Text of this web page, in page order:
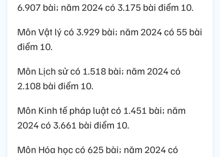
6.907 bài; năm 2024 có 3.175 bài điểm 10.
Môn Vật lý có 3.929 bài; năm 2024 có 55 bài
điểm 10.
Môn Lịch sử có 1.518 bài; năm 2024 có
2.108 bài điểm 10.
Môn Kinh tế pháp luật có 1.451 bài; năm
2024 có 3.661 bài điểm 10.
Môn Hóa học có 625 bài; năm 2024 có